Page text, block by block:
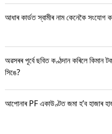
আধাৰ কাৰ্ডত স্বামীৰ নাম কেনেকৈ সংযোগ
অৱসৰৰ পূৰ্বে ছবিত কণ্ঠদান কৰিলে কিমান
সিঙে?
আপোনাৰ PF একাউণ্টত জমা হ’ব হাজাৰ